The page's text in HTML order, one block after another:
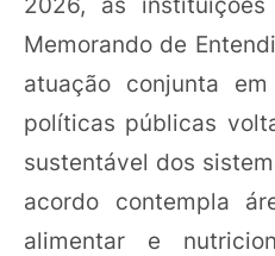
Memorando de
atuação conjunta
políticas públicas
sustentável dos
acordo contempla
alimentar e